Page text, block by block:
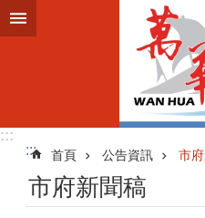
跳到主要內容區塊
:::
:::
首頁 公告資訊 市
市府新聞稿